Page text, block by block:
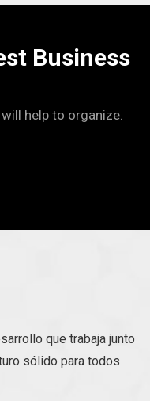
Business
help to organize.
que trabaja junto
sólido para todos